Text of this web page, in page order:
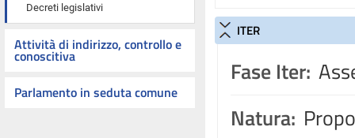
Decreti legislativi
Attività di indirizzo, controllo e
conoscitiva
Parlamento in seduta comune
ITER
Fase Iter:
Natura: